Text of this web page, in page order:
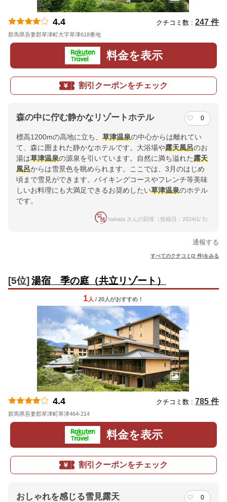
4.4 クチコミ数 : 247 件
群馬県吾妻郡草津町大字草津618番地
料金を表示
割引クーポンをチェック
森の中に佇む静かなリゾートホテル 0
標高1200mの高地に立ち、 草津温泉の中心からは離れてい
て、森に囲まれた静かなホテルです。大浴場や露天風呂のお
湯は草津温泉の源泉を引いています。自然に満ち溢れた露天
風呂からは雪景色を眺められます。ここでは、3月のはじめ
頃まで雪見ができます。バイキングコースやフレンチ等美味
しいお料理にも大満足できるお奨めしたい草津温泉のホテル
です。
hahata さんの回答（投稿日：2024/1/ 3）
通報する
すべてのクチコミ(2 件)をみる
[5位] 湯宿 季の庭（共立リゾート）
1 人 / 20人がおすすめ！
4.4 クチコミ数 : 785 件
群馬県吾妻郡草津町草津464-214
料金を表示
割引クーポンをチェック
おしゃれを感じる雪見露天 0